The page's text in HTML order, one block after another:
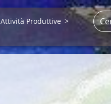
Attività Produttive >